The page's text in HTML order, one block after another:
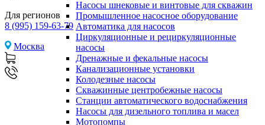
Для регионов
8 (995) 159-63-79
Москва
Насосы шнековые и винтовые для скважин
Промышленное насосное оборудование
Автоматика для насосов
Циркуляционные и рециркуляционные
насосы
Дренажные и фекальные насосы
Канализационные установки
Колодезные насосы
Скважинные центробежные насосы
Станции автоматического водоснабжения
Насосы для дизельного топлива и масел
Мотопомпы